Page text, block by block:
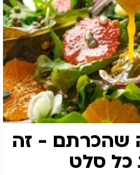
שהכרתם - זה
כל סלט